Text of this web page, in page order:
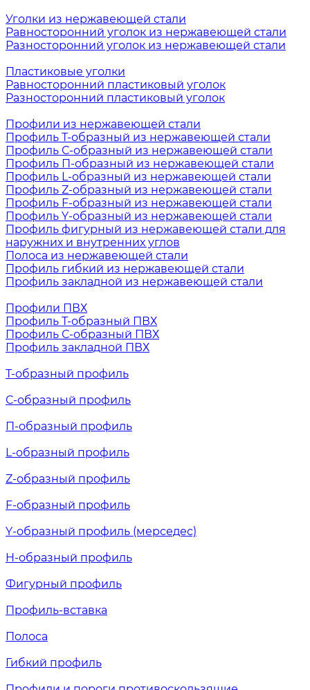
Уголки из нержавеющей стали
Равносторонний уголок из нержавеющей стали
Разносторонний уголок из нержавеющей стали
Пластиковые уголки
Равносторонний пластиковый уголок
Разносторонний пластиковый уголок
Профили из нержавеющей стали
Профиль Т-образный из нержавеющей стали
Профиль С-образный из нержавеющей стали
Профиль П-образный из нержавеющей стали
Профиль L-образный из нержавеющей стали
Профиль Z-образный из нержавеющей стали
Профиль F-образный из нержавеющей стали
Профиль Y-образный из нержавеющей стали
Профиль фигурный из нержавеющей стали для
наружних и внутренних углов
Полоса из нержавеющей стали
Профиль гибкий из нержавеющей стали
Профиль закладной из нержавеющей стали
Профили ПВХ
Профиль Т-образный ПВХ
Профиль С-образный ПВХ
Профиль закладной ПВХ
Т-образный профиль
С-образный профиль
П-образный профиль
L-образный профиль
Z-образный профиль
F-образный профиль
Y-образный профиль (мерседес)
H-образный профиль
Фигурный профиль
Профиль-вставка
Полоса
Гибкий профиль